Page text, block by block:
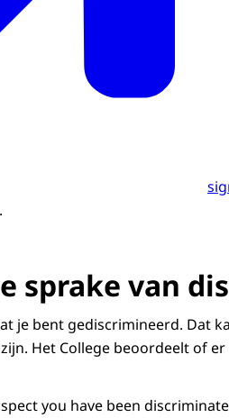
sprake van
je bent gediscrimineerd. Dat
Het College beoordeelt of
you have been